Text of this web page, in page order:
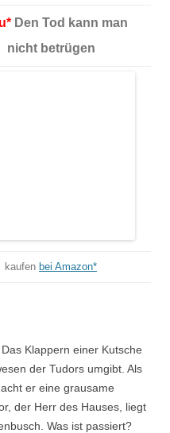
Den Tod kann man
nicht betrügen
kaufen bei Amazon*
Das Klappern einer Kutsche
der Tudors umgibt. Als
er eine grausame
der Herr des Hauses, liegt
Was ist passiert?